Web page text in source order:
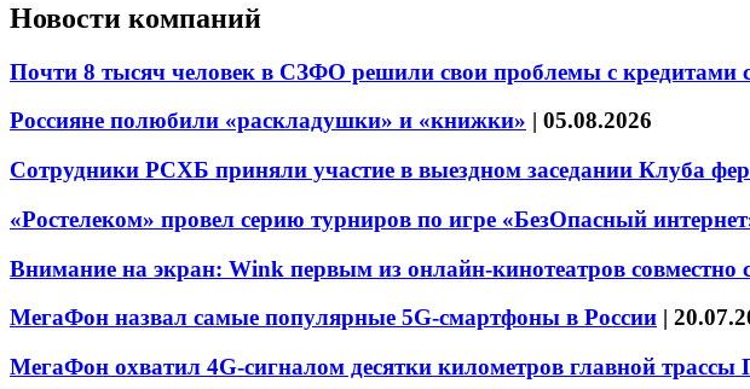
Новости компаний
Почти 8 тысяч человек в СЗФО решили свои проблемы с кредитами
Россияне полюбили «раскладушки» и «книжки» | 05.08.2026
Сотрудники РСХБ приняли участие в выездном заседании Клуба
«Ростелеком» провел серию турниров по игре «БезОпасный
Внимание на экран: Wink первым из онлайн-кинотеатров
МегаФон назвал самые популярные 5G-смартфоны в России |
МегаФон охватил 4G-сигналом десятки километров главной трассы